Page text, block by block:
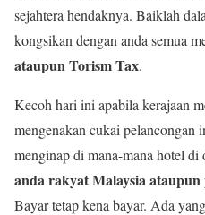
sejahtera hendaknya. Baiklah
kongsikan dengan anda semua
ataupun Torism Tax.
Kecoh hari ini apabila kerajaan
mengenakan cukai pelancongan
menginap di mana-mana hotel di
anda rakyat Malaysia
Bayar tetap kena bayar. Ada